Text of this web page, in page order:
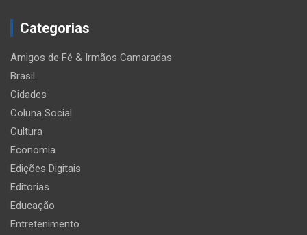
Categorias
Amigos de Fé & Irmãos Camaradas
Brasil
Cidades
Coluna Social
Cultura
Economia
Edições Digitais
Editorias
Educação
Entretenimento